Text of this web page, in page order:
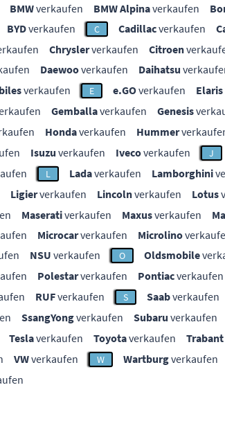
BMWverkaufen BMW Alpinaverkaufen
BYDverkaufen C Cadillacverkaufen
Chryslerverkaufen Citroen
Daewooverkaufen Daihatsu
verkaufen E e.GOverkaufen Elaris
Gemballaverkaufen Genesis
Hondaverkaufen Hummer
Isuzu verkaufen Ivecoverkaufen J
L Ladaverkaufen Lamborghini
Ligierverkaufen Lincolnverkaufen Lotus
Maserativerkaufen Maxusverkaufen
Microcarverkaufen Microlino
NSU verkaufen O Oldsmobile
Polestarverkaufen Pontiacverkaufen
RUFverkaufen S Saabverkaufen
SsangYongverkaufen Subaru verkaufen
Teslaverkaufen Toyotaverkaufen Trabant
VWverkaufen W Wartburgverkaufen